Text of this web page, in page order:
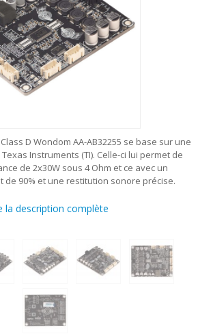
D Wondom AA-AB32255 se base sur une
Instruments (TI). Celle-ci lui permet de
de 2x30W sous 4 Ohm et ce avec un
de 90% et une restitution sonore précise.
la description complète